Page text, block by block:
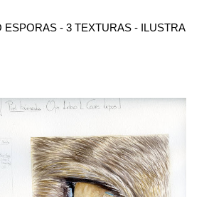
ESPORAS - 3 TEXTURAS - ILUSTRA